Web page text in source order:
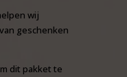
wij
geschenken
dit pakket te